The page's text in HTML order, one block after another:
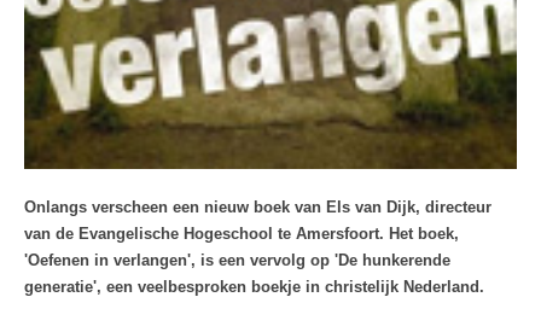
Onlangs verscheen een nieuw boek van Els van Dijk, directeur
van de Evangelische Hogeschool te Amersfoort. Het boek,
'Oefenen in verlangen', is een vervolg op 'De hunkerende
generatie', een veelbesproken boekje in christelijk Nederland.